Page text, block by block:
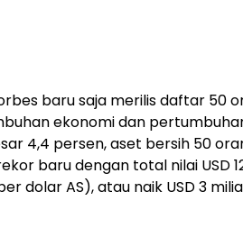
baru saja merilis daftar 50
ekonomi dan
4,4 persen, aset bersih 50
baru dengan total nilai USD
dolar AS), atau naik USD 3